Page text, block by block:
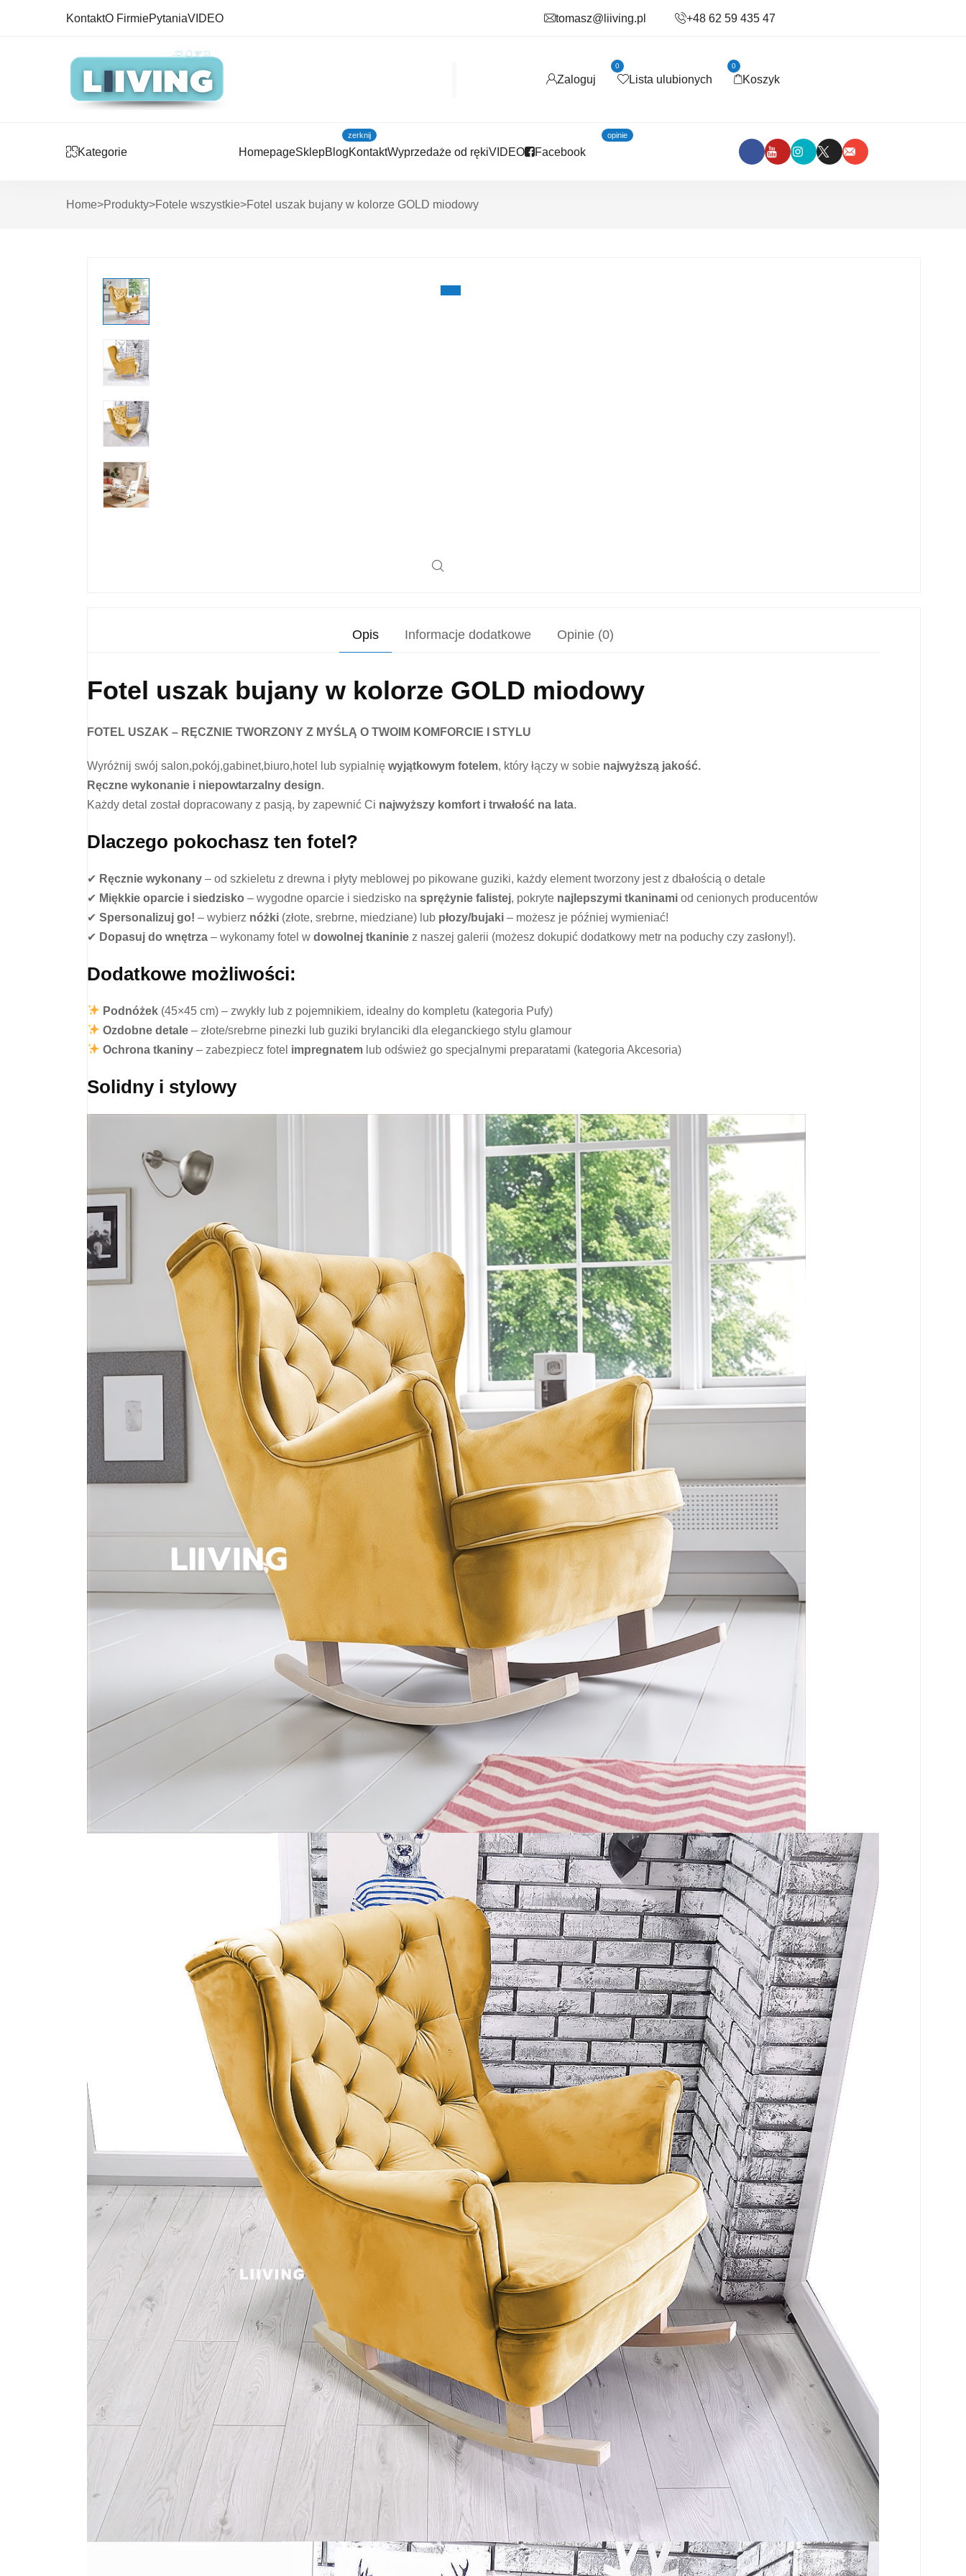
KontaktO FirmiePytaniaVIDEO tomasz@liiving.pl +48 62 59 435 47
Zaloguj
0
Lista ulubionych
0
Koszyk
Kategorie HomepageSklep
zerknij
BlogKontaktWyprzedaże od rękiVIDEO Facebook
opinie
Home>Produkty>Fotele wszystkie>Fotel uszak bujany w kolorze GOLD miodowy
Opis Informacje dodatkowe Opinie (0)
Fotel uszak bujany w kolorze GOLD miodowy
FOTEL USZAK – RĘCZNIE TWORZONY Z MYŚLĄ O TWOIM KOMFORCIE I STYLU
Wyróżnij swój salon,pokój,gabinet,biuro,hotel lub sypialnię wyjątkowym fotelem, który łączy w sobie najwyższą jakość.
Ręczne wykonanie i niepowtarzalny design.
Każdy detal został dopracowany z pasją, by zapewnić Ci najwyższy komfort i trwałość na lata.
Dlaczego pokochasz ten fotel?
✔ Ręcznie wykonany – od szkieletu z drewna i płyty meblowej po pikowane guziki, każdy element tworzony jest z dbałością o detale
✔ Miękkie oparcie i siedzisko – wygodne oparcie i siedzisko na sprężynie falistej, pokryte najlepszymi tkaninami od cenionych producentów
✔ Spersonalizuj go! – wybierz nóżki (złote, srebrne, miedziane) lub płozy/bujaki – możesz je później wymieniać!
✔ Dopasuj do wnętrza – wykonamy fotel w dowolnej tkaninie z naszej galerii (możesz dokupić dodatkowy metr na poduchy czy zasłony!).
Dodatkowe możliwości:
Podnóżek (45×45 cm) – zwykły lub z pojemnikiem, idealny do kompletu (kategoria Pufy)
Ozdobne detale – złote/srebrne pinezki lub guziki brylanciki dla eleganckiego stylu glamour
Ochrona tkaniny – zabezpiecz fotel impregnatem lub odśwież go specjalnymi preparatami (kategoria Akcesoria)
Solidny i stylowy